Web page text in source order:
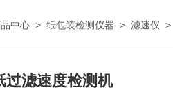
中心 > 纸包装检测仪器 > 滤速仪 >
过滤速度检测机